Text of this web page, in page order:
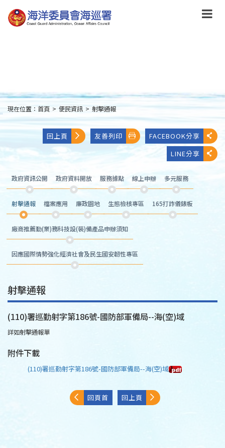
到
主
:::
現在位置： 首頁 > 便民資訊 > 射擊通報
回上頁 友善列印
FACEBOOK分享
LINE分享
政府資訊公開 政府資料開放 服務據點 線上申辦 多元服務
射擊通報 檔案應用 廉政園地 生態檢核專區 165打詐儀錶板
廠商推薦勤(業)務科技設(裝)備產品申辦須知
因應國際情勢強化經濟社會及民生國安韌性專區
射擊通報
(110)署巡勤射字第186號-國防部軍備局--海(空)域
詳如射擊通報單
附件下載
(110)署巡勤射字第186號-國防部軍備局--海(空)域
回頁首 回上頁